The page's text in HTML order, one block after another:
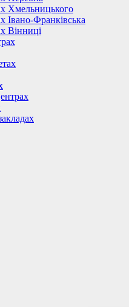
Хмельницького
Івано-Франківська
Вінниці